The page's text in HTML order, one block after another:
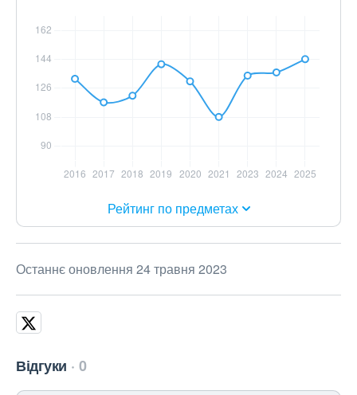
Рейтинг по предметах
Останнє оновлення 24 травня 2023
Відгуки 0